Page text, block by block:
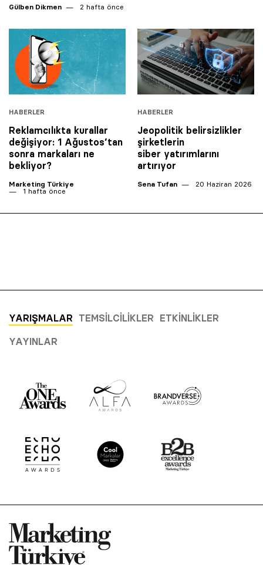
Gülben Dikmen 2 hafta önce
HABERLER
Reklamcılıkta kurallar
değişiyor: 1 Ağustos’tan
sonra markaları ne
bekliyor?
Marketing Türkiye
1 hafta önce
HABERLER
Jeopolitik belirsizlikler
şirketlerin
siber yatırımlarını
artırıyor
Sena Tufan 20 Haziran 2026
YARIŞMALAR TEMSILCILIKLER ETKINLIKLER
YAYINLAR